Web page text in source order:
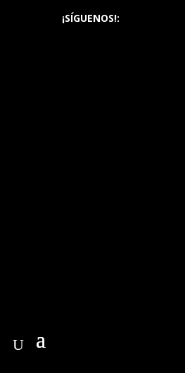
¡SÍGUENOS!: